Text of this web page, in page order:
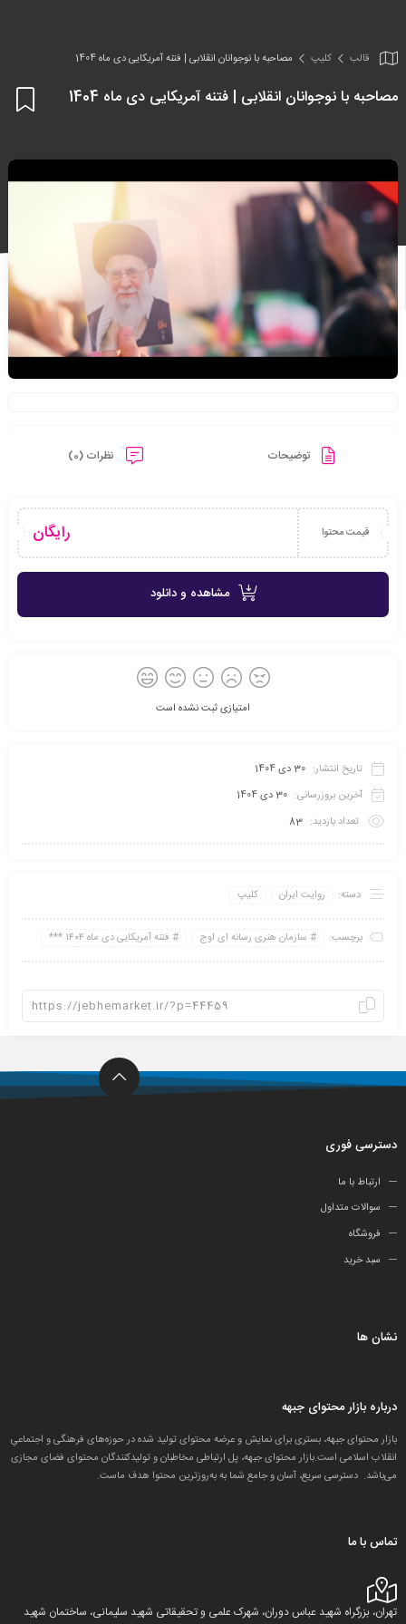
قالب کلیپ مصاحبه با نوجوانان انقلابی | فتنه آمریکایی دی ماه 1404
مصاحبه با نوجوانان انقلابی | فتنه آمریکایی دی ماه 1404
توضیحات نظرات (0)
قیمت محتوا رایگان
مشاهده و دانلود
امتیازی ثبت نشده است
تاریخ انتشار: 30 دی 1404
آخرین بروزرسانی: 30 دی 1404
تعداد بازدید: 83
دسته: روایت ایران کلیپ
برچسب: سازمان هنری رسانه ای اوج فتنه آمریکایی دی ماه ۱۴۰۴ ***
دسترسی فوری
ارتباط با ما
سوالات متداول
فروشگاه
سبد خرید
نشان ها
درباره بازار محتوای جبهه
بازار محتوای جبهه، بستری برای نمایش و عرضه محتوای تولید شده در حوزه‌های فرهنگی و اجتماعیِ
انقلاب اسلامی است.بازار محتوای جبهه، پل ارتباطی مخاطبان و تولید‌کنندگان محتوای فضای مجازی
می‌باشد. دسترسی سریع، آسان و جامع شما به به‌روزترین محتوا هدف ماست.
تماس با ما
تهران، بزرگراه شهید عباس دوران، شهرک علمی و تحقیقاتی شهید سلیمانی، ساختمان شهید